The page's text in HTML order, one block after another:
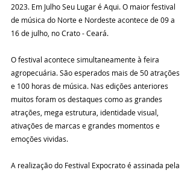
2023. Em Julho Seu Lugar é Aqui. O maior festival
de música do Norte e Nordeste acontece de 09 a
16 de julho, no Crato - Ceará.
O festival acontece simultaneamente à feira
agropecuária. São esperados mais de 50 atrações
e 100 horas de música. Nas edições anteriores
muitos foram os destaques como as grandes
atrações, mega estrutura, identidade visual,
ativações de marcas e grandes momentos e
emoções vividas.
A realização do Festival Expocrato é assinada pela